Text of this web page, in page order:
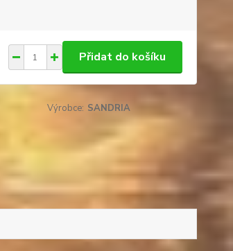
Přidat do košíku
Výrobce: SANDRIA